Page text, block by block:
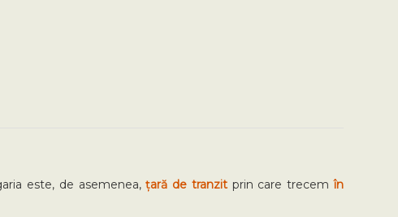
este, de asemenea,țară de tranzit prin care trecemîn